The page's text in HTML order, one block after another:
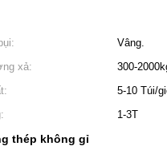
Vâng.
xả:
300-
5-10 Túi/
1-3T
thép không gỉ